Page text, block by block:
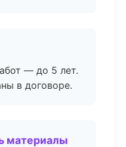
— до 5 лет.
в договоре.
материалы